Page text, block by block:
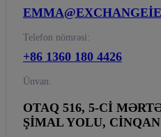
Telefon nömrəsi:
+86 1360 180 4426
Ünvan:
OTAQ 516, 5-CI
ŞIMAL YOLU,